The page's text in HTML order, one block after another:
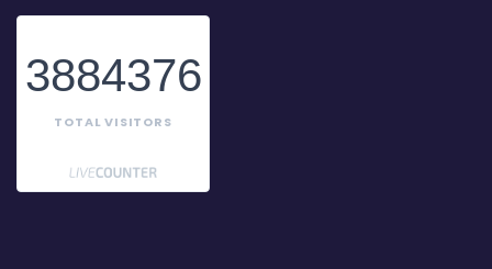
3884376
TOTAL VISITORS